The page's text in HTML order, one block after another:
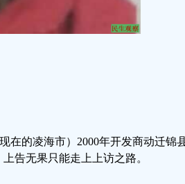
在的凌海市）2000年开发商动迁锦
告无果只能走上上访之路。